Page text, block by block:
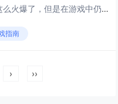
虽然说传奇这个游戏已经没有像以前这么火爆了，但是在游戏中仍然有许多的玩家在继续玩，而如今的游戏中最重要的东西，我想大家也非常的清楚，就是装备。一件好的装备能够很好的提高玩家的战斗能力。如果你是一套顶级的装备，那么我想其他的玩家肯定也非常的...
指南
› ››